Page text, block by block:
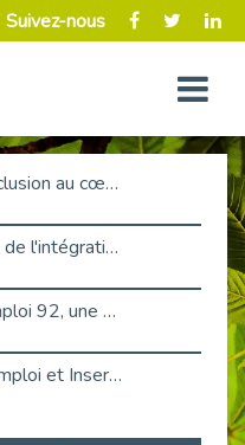
Suivez-nous
[Retour sur événement] L'inclusion au cœur de la Place de l'Emploi à La Défense !
Travailler autrement : Le défi de l'intégration des maladies chroniques en entreprise
Primark recrute avec Cap Emploi 92, une matinée couronnée de succès !
Job Dating de Colombes – Emploi et Insertion
Aborder l'entretien et la situation de handicap en toute confiance